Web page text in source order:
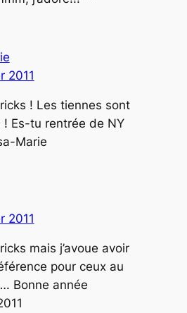
2011
! Les tiennes sont
! Es-tu rentrée de NY
Marie
2011
mais j’avoue avoir
pour ceux au
Bonne année